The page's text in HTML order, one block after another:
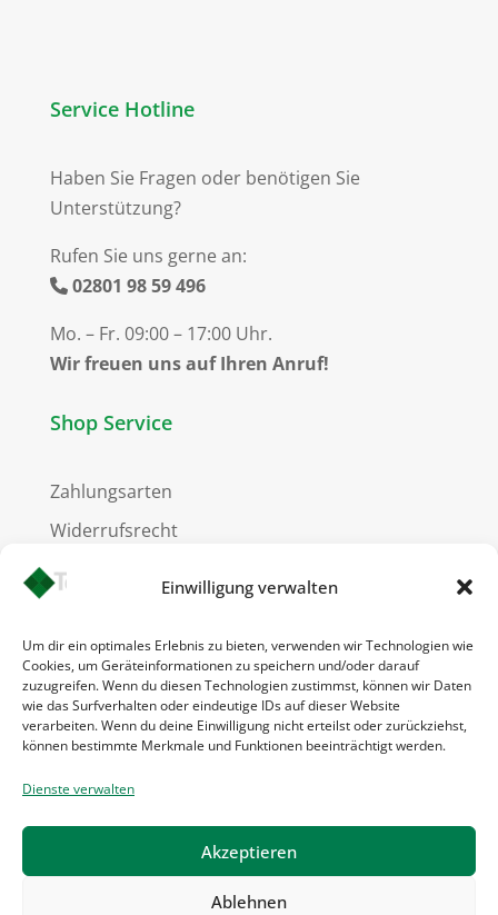
Einwilligung verwalten
Um dir ein optimales Erlebnis zu bieten, verwenden wir Technologien wie
Cookies, um Geräteinformationen zu speichern und/oder darauf
zuzugreifen. Wenn du diesen Technologien zustimmst, können wir Daten
wie das Surfverhalten oder eindeutige IDs auf dieser Website
verarbeiten. Wenn du deine Einwilligung nicht erteilst oder zurückziehst,
können bestimmte Merkmale und Funktionen beeinträchtigt werden.
Dienste verwalten
Akzeptieren
Ablehnen
Service Hotline
Haben Sie Fragen oder benötigen Sie
Unterstützung?
Rufen Sie uns gerne an:
02801 98 59 496
Mo. – Fr. 09:00 – 17:00 Uhr.
Wir freuen uns auf Ihren Anruf!
Shop Service
Zahlungsarten
Widerrufsrecht
Versandkosten
Informationen
Kontakt
Impressum
AGB